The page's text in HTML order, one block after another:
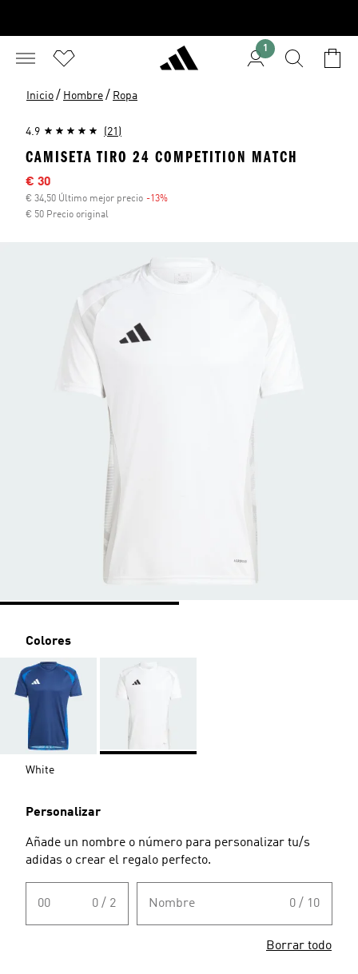
1
Inicio / Hombre / Ropa
4.9 (21)
CAMISETA TIRO 24 COMPETITION MATCH
Precio rebajado
€ 30
€ 34,50 Último mejor precio -13%
€ 50 Precio original
Colores
White
Personalizar
Añade un nombre o número para personalizar tu/s
adidas o crear el regalo perfecto.
00 0 / 2 Nombre 0 / 10
Borrar todo